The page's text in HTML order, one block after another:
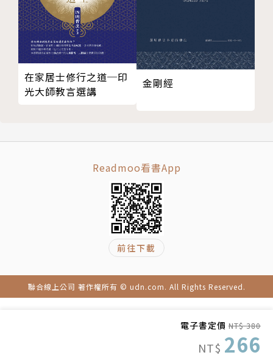
電子書定價 NT$ 380
NT$ 266
在家居士修行之道─印
光大師教言選講
金剛經
Readmoo看書App
前往下載
聯合線上公司 著作權所有 © udn.com. All Rights Reserved.